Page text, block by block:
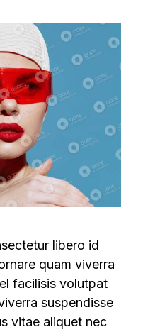
libero id
quam viverra
facilisis volutpat
suspendisse
vitae aliquet nec